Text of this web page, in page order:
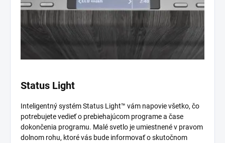
Status Light
Inteligentný systém Status Light™ vám napovie všetko, čo
potrebujete vedieť o prebiehajúcom programe a čase
dokončenia programu. Malé svetlo je umiestnené v pravom
dolnom rohu, ktoré vás bude informovať o skutočnom